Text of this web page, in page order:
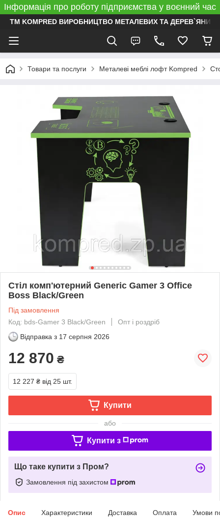
Інформація про роботу підприємства у воєнний час
ТМ KOMPRED ВИРОБНИЦТВО МЕТАЛЕВИХ ТА ДЕРЕВ`ЯНИХ
Товари та послуги Металеві меблі лофт Kompred
Стіл комп'ютерний Generic Gamer 3 Office
Boss Black/Green
Під замовлення
Код: bds-Gamer 3 Black/Green
Опт і роздріб
Відправка з 17 серпня 2026
12 870 ₴
12 227 ₴ від 25 шт.
Купити
або
Купити з
Що таке купити з Пром?
Замовлення під захистом
Опис Характеристики Доставка Оплата Умови